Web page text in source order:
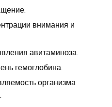
внимания и
авитаминоза.
гемоглобина.
организма